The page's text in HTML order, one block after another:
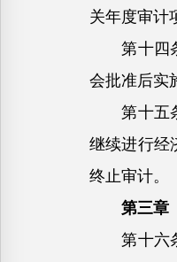
关年度审计
第十四条
会批准后实
第十五条
继续进行经
终止审计。
第三
第十六条